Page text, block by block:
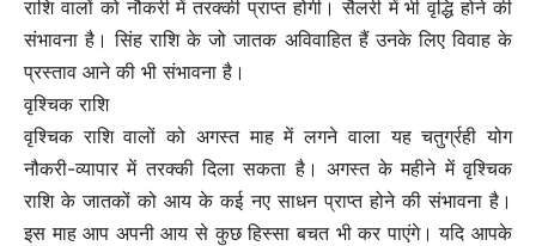
राशि वालों को नौकरी में तरक्की प्राप्त होगी। सैलरी में भी वृद्धि होने की
संभावना है। सिंह राशि के जो जातक अविवाहित हैं उनके लिए विवाह के
प्रस्ताव आने की भी संभावना है।
वृश्चिक राशि
वृश्चिक राशि वालों को अगस्त माह में लगने वाला यह चतुर्ग्रही योग
नौकरी-व्यापार में तरक्की दिला सकता है। अगस्त के महीने में वृश्चिक
राशि के जातकों को आय के कई नए साधन प्राप्त होने की संभावना है।
इस माह आप अपनी आय से कुछ हिस्सा बचत भी कर पाएंगे। यदि आपके